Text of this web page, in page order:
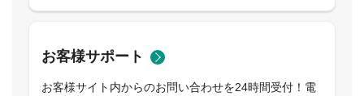
お客様サポート
お客様サイト内からのお問い合わせを24時間受付！電